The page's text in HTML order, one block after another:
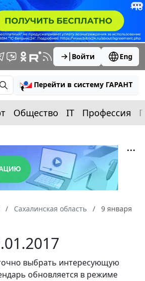
Войти Eng
Перейти в систему ГАРАНТ
Общество IT Профессия
Сахалинская область
9 января
выбрать интересующую
обновляется в режиме